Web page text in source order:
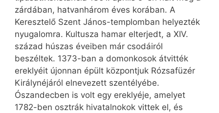
zárdában, hatvanhárom éves korában. A
Keresztelő Szent János-templomban helyezték
nyugalomra. Kultusza hamar elterjedt, a XIV.
század húszas éveiben már csodáiról
beszéltek. 1373-ban a domonkosok átvitték
ereklyéit újonnan épült központjuk Rózsafüzér
Királynéjáról elnevezett szentélyébe.
Ószandecben is volt egy ereklyéje, amelyet
1782-ben osztrák hivatalnokok vittek el, és